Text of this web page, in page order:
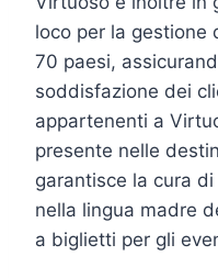
loco per la gestione
70 paesi,
soddisfazione dei
appartenenti a
presente nelle
garantisce la cura
nella lingua madre
a biglietti per gli